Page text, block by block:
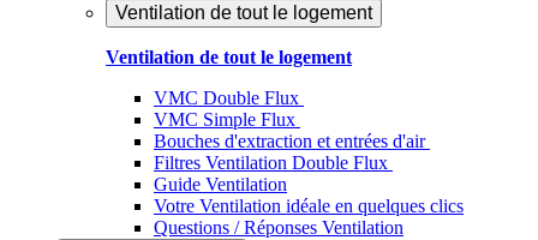
Ventilation de tout le logement
Ventilation de tout le logement
VMC Double Flux
VMC Simple Flux
Bouches d'extraction et entrées d'air
Filtres Ventilation Double Flux
Guide Ventilation
Votre Ventilation idéale en quelques clics
Questions / Réponses Ventilation